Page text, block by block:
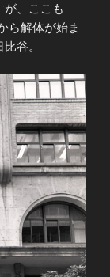
が、ここも
ら解体が始ま
谷。